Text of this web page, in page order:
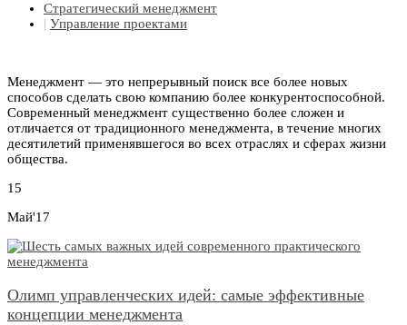
Стратегический менеджмент
| Управление проектами
Менеджмент — это непрерывный поиск все более новых
способов сделать свою компанию более конкурентоспособной.
Современный менеджмент существенно более сложен и
отличается от традиционного менеджмента, в течение многих
десятилетий применявшегося во всех отраслях и сферах жизни
общества.
15
Май'17
Олимп управленческих идей: самые эффективные
концепции менеджмента